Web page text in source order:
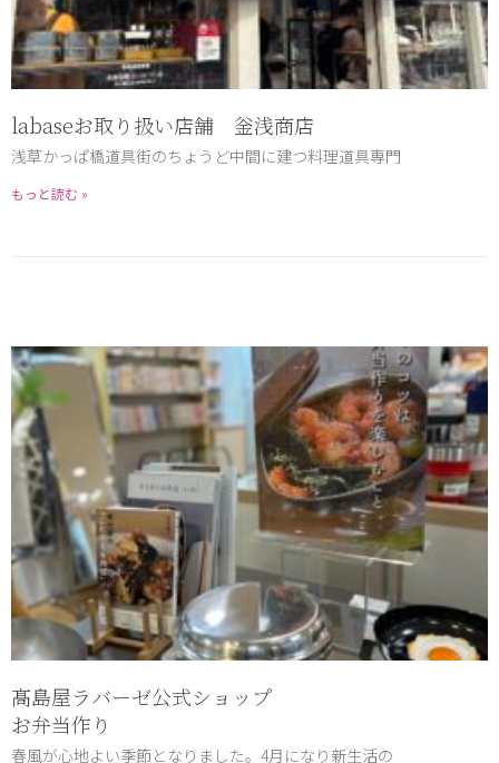
labaseお取り扱い店舗 釡浅商店
浅草かっぱ橋道具街のちょうど中間に建つ料理道具専門
もっと読む »
髙島屋ラバーゼ公式ショップ
お弁当作り
春風が心地よい季節となりました。4月になり新生活の